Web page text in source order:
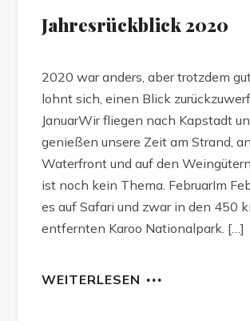
Jahresrückblick 2020
2020 war anders, aber trotzdem
lohnt sich, einen Blick
JanuarWir fliegen nach Kapstadt
genießen unsere Zeit am Strand,
Waterfront und auf den
ist noch kein Thema. FebruarIm
es auf Safari und zwar in den 450
entfernten Karoo Nationalpark. […]
WEITERLESEN